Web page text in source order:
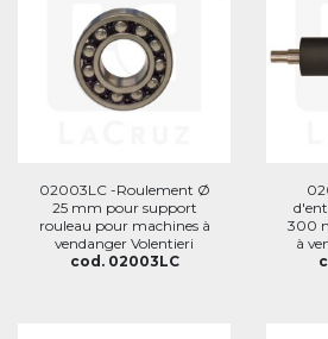
02003LC -Roulement Ø
25 mm pour support
rouleau pour machines à
vendanger Volentieri
cod. 02003LC
300
à